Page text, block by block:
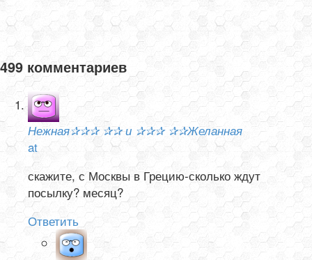
499 комментариев
Нежная✰✰✰ ✰✰ и ✰✰✰ ✰✰Желанная
at
скажите, с Москвы в Грецию-сколько ждут
посылку? месяц?
Ответить